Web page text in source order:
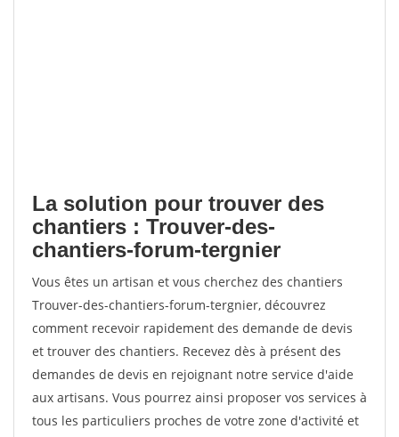
La solution pour trouver des
chantiers : Trouver-des-
chantiers-forum-tergnier
Vous êtes un artisan et vous cherchez des chantiers
Trouver-des-chantiers-forum-tergnier, découvrez
comment recevoir rapidement des demande de devis
et trouver des chantiers. Recevez dès à présent des
demandes de devis en rejoignant notre service d'aide
aux artisans. Vous pourrez ainsi proposer vos services à
tous les particuliers proches de votre zone d'activité et